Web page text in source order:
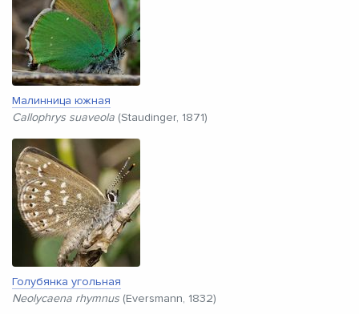
Малинница южная
Callophrys suaveola (Staudinger, 1871)
Голубянка угольная
Neolycaena rhymnus (Eversmann, 1832)